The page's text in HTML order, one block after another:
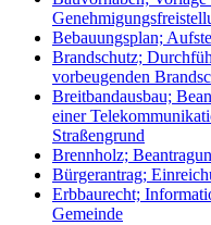
Bebauungsplan;
Brandschutz;
vorbeugenden
Breitbandausbau;
einer
Straßengrund
Brennholz;
Bürgerantrag;
Erbbaurecht;
Gemeinde